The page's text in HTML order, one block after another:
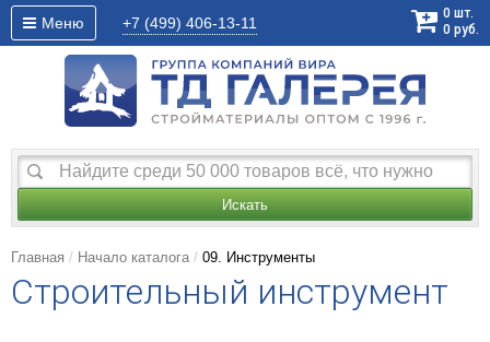
Меню +7 (499) 406-13-11
0 шт.
0 руб.
Искать
Главная Начало каталога 09. Инструменты
Строительный инструмент